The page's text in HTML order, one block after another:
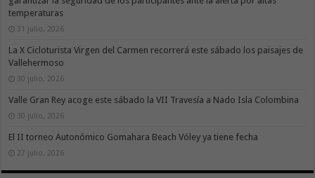
temperaturas
31 julio, 2026
La X Cicloturista Virgen del Carmen recorrerá este sábado los paisajes de
Vallehermoso
30 julio, 2026
Valle Gran Rey acoge este sábado la VII Travesía a Nado Isla Colombina
30 julio, 2026
El II torneo Autonómico Gomahara Beach Vóley ya tiene fecha
27 julio, 2026